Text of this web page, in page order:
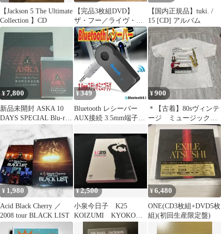
【Jackson 5 The Ultimate
Collection 】CD
【完品3枚組DVD】
ザ・フー／ライヴ・コ
レクション：四重人格
＆トミー
【国内正規品】tuki. /
15 [CD] アルバム
¥7,800
新品未開封 ASKA 10
DAYS SPECIAL Blu-ray
¥349
Bluetooth レシーバー
AUX接続 3.5mm端子
¥900
＊【古着】80sヴィンテ
ージ ミュージックT
シャツ S1590
¥ 1,980
Acid Black Cherry ／
2008 tour BLACK LIST
¥2,500
小泉今日子 K25
KOIZUMI KYOKO
¥6,480
ONE(CD3枚組+DVD5枚
組)(初回生産限定盤)